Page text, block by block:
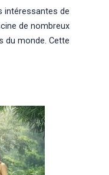
intéressantes de
de nombreux
du monde. Cette